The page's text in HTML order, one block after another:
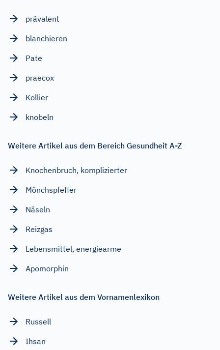
prävalent
blanchieren
Pate
praecox
Kollier
knobeln
Weitere Artikel aus dem Bereich Gesundheit A-Z
Knochenbruch, komplizierter
Mönchspfeffer
Näseln
Reizgas
Lebensmittel, energiearme
Apomorphin
Weitere Artikel aus dem Vornamenlexikon
Russell
Ihsan